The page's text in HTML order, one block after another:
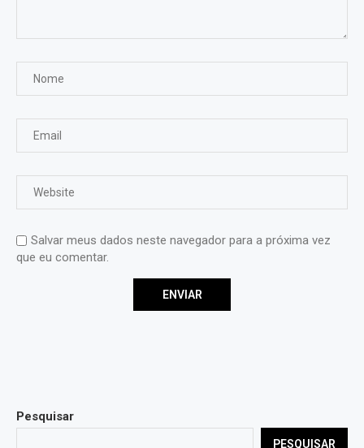
Salvar meus dados neste navegador para a próxima vez
que eu comentar.
Pesquisar
PESQUISAR